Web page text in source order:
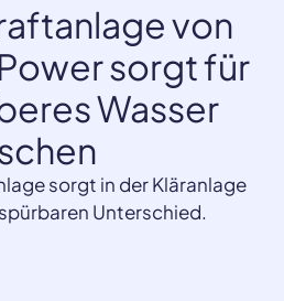
von
sorgt für
Wasser
sorgt in der Kläranlage
Unterschied.